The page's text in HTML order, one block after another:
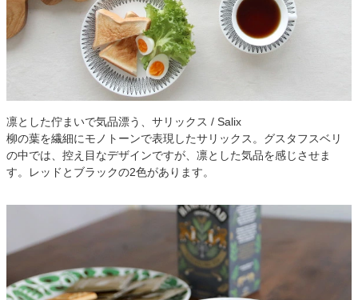
凛とした佇まいで気品漂う、サリックス / Salix
柳の葉を繊細にモノトーンで表現したサリックス。グスタフスベリ
の中では、控え目なデザインですが、凛とした気品を感じさせま
す。レッドとブラックの2色があります。